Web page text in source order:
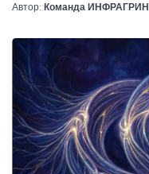
Автор: Команда ИНФРАГРИН